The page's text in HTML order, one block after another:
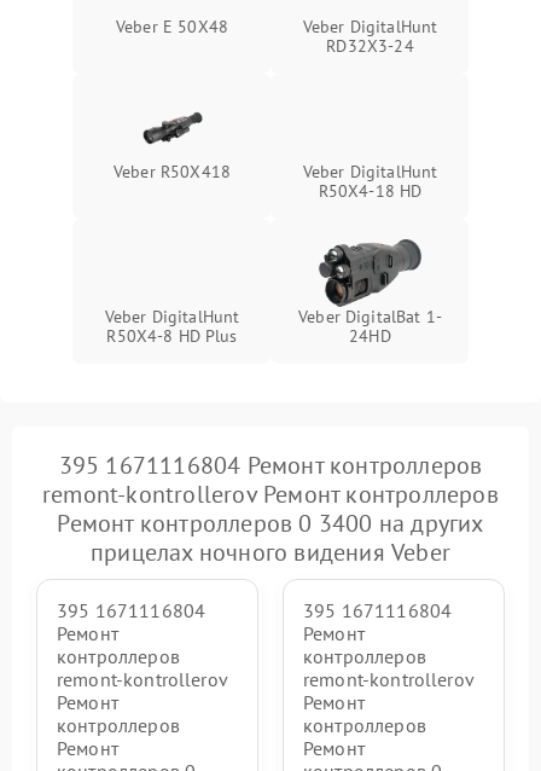
от замыкания
1000 ₽ Подробнее →
Veber E 50X48
Veber DigitalHunt
RD32X3-24
Veber R50X418
Veber DigitalHunt
R50X4-18 HD
Veber DigitalHunt
R50X4-8 HD Plus
Veber DigitalBat 1-
24HD
395 1671116804 Ремонт контроллеров
remont-kontrollerov Ремонт контроллеров
Ремонт контроллеров 0 3400 на других
прицелах ночного видения Veber
395 1671116804
Ремонт
контроллеров
remont-kontrollerov
Ремонт
контроллеров
Ремонт
395 1671116804
Ремонт
контроллеров
remont-kontrollerov
Ремонт
контроллеров
Ремонт